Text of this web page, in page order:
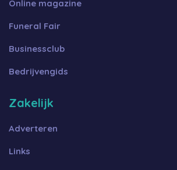
Online magazine
Funeral Fair
Businessclub
Bedrijvengids
Zakelijk
Adverteren
Links